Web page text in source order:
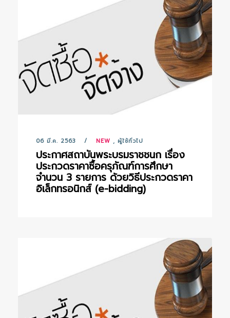
06 มี.ค. 2563 NEW , ผู้ใช้ทั่วไป
ประกาศสถาบันพระบรมราชชนก เรื่อง
ประกวดราคาซื้อครุภัณฑ์การศึกษา
จำนวน 3 รายการ ด้วยวิธีประกวดราคา
อิเล็กทรอนิกส์ (e-bidding)